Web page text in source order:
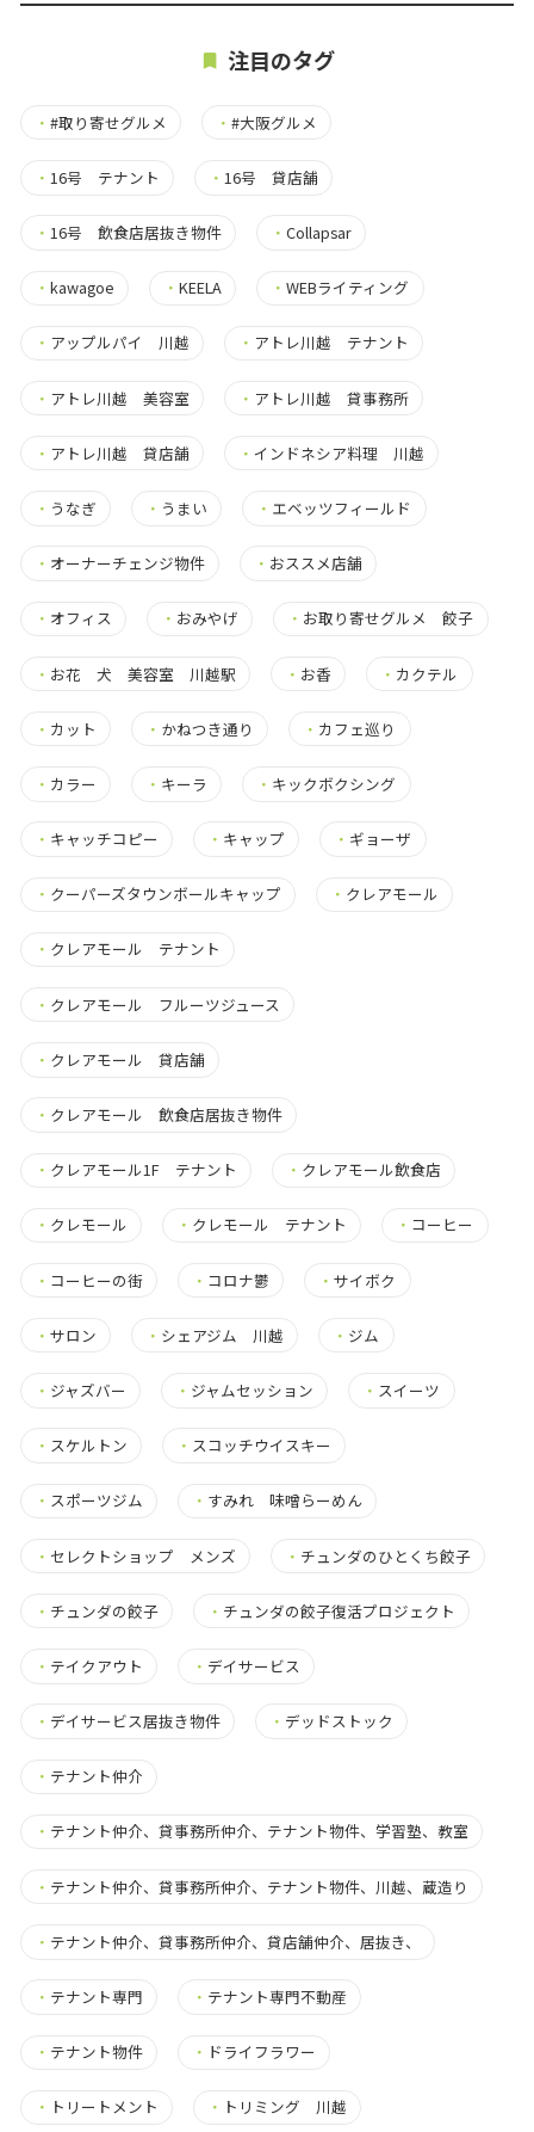
注目のタグ
・ #取り寄せグルメ ・#大阪グルメ
・ 16号 テナント ・16号 貸店舗
・ 16号 飲食店居抜き物件 ・Collapsar
・ kawagoe ・KEELA ・WEBライティング
・ アップルパイ 川越 ・ アトレ川越 テナント
・ アトレ川越 美容室 ・ アトレ川越 貸事務所
・ アトレ川越 貸店舗 ・ インドネシア料理 川越
・ うなぎ ・ うまい ・ エベッツフィールド
・ オーナーチェンジ物件 ・ おススメ店舗
・ オフィス ・ おみやげ ・ お取り寄せグルメ 餃子
・ お花 犬 美容室 川越駅 ・ お香 ・ カクテル
・ カット ・ かねつき通り ・ カフェ巡り
・ カラー ・ キーラ ・ キックボクシング
・ キャッチコピー ・ キャップ ・ ギョーザ
・ クーパーズタウンボールキャップ ・ クレアモール
・ クレアモール テナント
・ クレアモール フルーツジュース
・ クレアモール 貸店舗
・ クレアモール 飲食店居抜き物件
・ クレアモール1F テナント ・ クレアモール飲食店
・ クレモール ・ クレモール テナント ・ コーヒー
・ コーヒーの街 ・ コロナ鬱 ・サイボク
・ サロン ・ シェアジム 川越 ・ ジム
・ ジャズバー ・ ジャムセッション ・ スイーツ
・ スケルトン ・ スコッチウイスキー
・ スポーツジム ・ すみれ 味噌らーめん
・ セレクトショップ メンズ ・ チュンダのひとくち餃子
・ チュンダの餃子 ・ チュンダの餃子復活プロジェクト
・ テイクアウト ・ デイサービス
・ デイサービス居抜き物件 ・ デッドストック
・ テナント仲介
・ テナント仲介、貸事務所仲介、テナント物件、学習塾、教室
・ テナント仲介、貸事務所仲介、テナント物件、川越、蔵造り
・ テナント仲介、貸事務所仲介、貸店舗仲介、居抜き、
・ テナント専門 ・ テナント専門不動産
・ テナント物件 ・ ドライフラワー
・ トリートメント ・ トリミング 川越